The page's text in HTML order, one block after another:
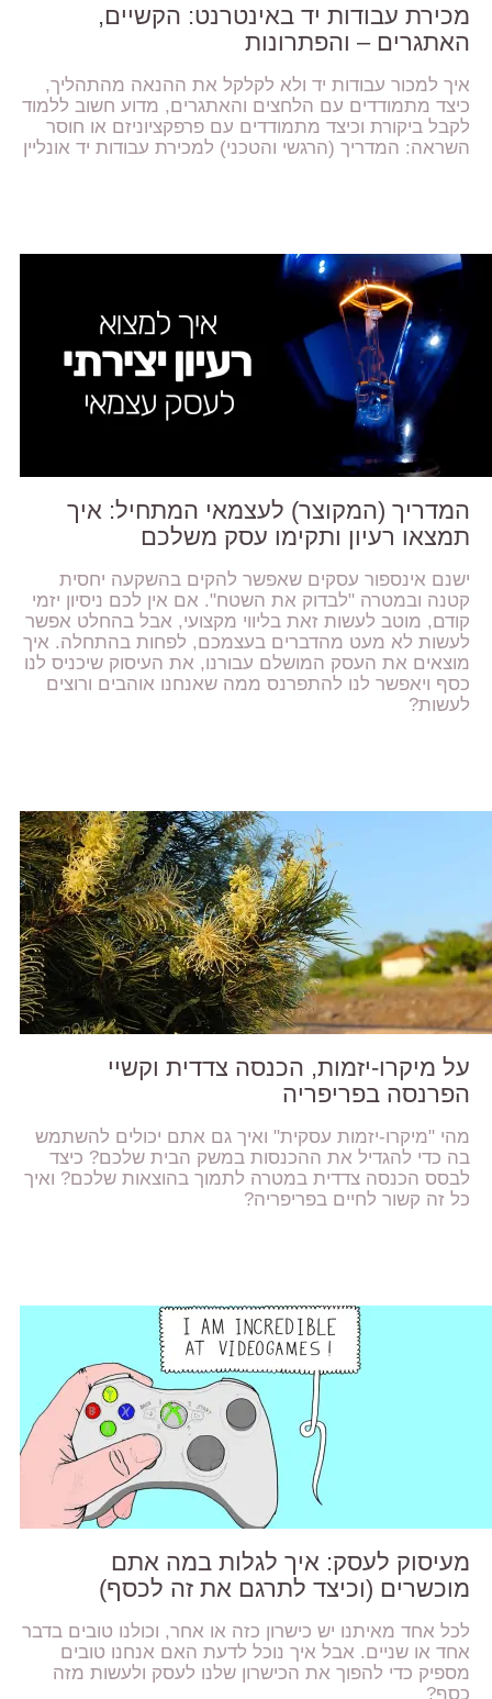
מכירת עבודות יד באינטרנט: הקשיים,
האתגרים – והפתרונות
איך למכור עבודות יד ולא לקלקל את ההנאה מהתהליך,
כיצד מתמודדים עם הלחצים והאתגרים, מדוע חשוב ללמוד
לקבל ביקורת וכיצד מתמודדים עם פרפקציוניזם או חוסר
השראה: המדריך (הרגשי והטכני) למכירת עבודות יד אונליין
המדריך (המקוצר) לעצמאי המתחיל: איך
תמצאו רעיון ותקימו עסק משלכם
ישנם אינספור עסקים שאפשר להקים בהשקעה יחסית
קטנה ובמטרה "לבדוק את השטח". אם אין לכם ניסיון יזמי
קודם, מוטב לעשות זאת בליווי מקצועי, אבל בהחלט אפשר
לעשות לא מעט מהדברים בעצמכם, לפחות בהתחלה. איך
מוצאים את העסק המושלם עבורנו, את העיסוק שיכניס לנו
כסף ויאפשר לנו להתפרנס ממה שאנחנו אוהבים ורוצים
לעשות?
על מיקרו-יזמות, הכנסה צדדית וקשיי
הפרנסה בפריפריה
מהי "מיקרו-יזמות עסקית" ואיך גם אתם יכולים להשתמש
בה כדי להגדיל את ההכנסות במשק הבית שלכם? כיצד
לבסס הכנסה צדדית במטרה לתמוך בהוצאות שלכם? ואיך
כל זה קשור לחיים בפריפריה?
מעיסוק לעסק: איך לגלות במה אתם
מוכשרים (וכיצד לתרגם את זה לכסף)
לכל אחד מאיתנו יש כישרון כזה או אחר, וכולנו טובים בדבר
אחד או שניים. אבל איך נוכל לדעת האם אנחנו טובים
מספיק כדי להפוך את הכישרון שלנו לעסק ולעשות מזה
כסף?